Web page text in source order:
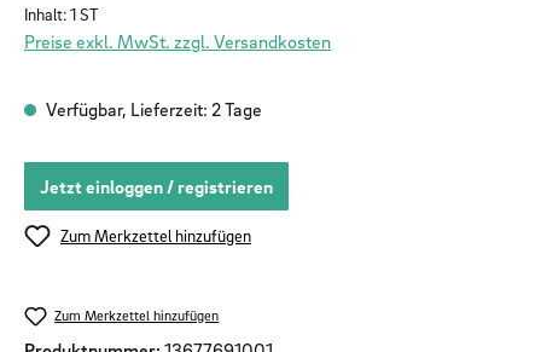
Inhalt:1 ST
Preise exkl. MwSt. zzgl. Versandkosten
Verfügbar, Lieferzeit: 2 Tage
Jetzt einloggen / registrieren
Zum Merkzettel hinzufügen
Zum Merkzettel hinzufügen